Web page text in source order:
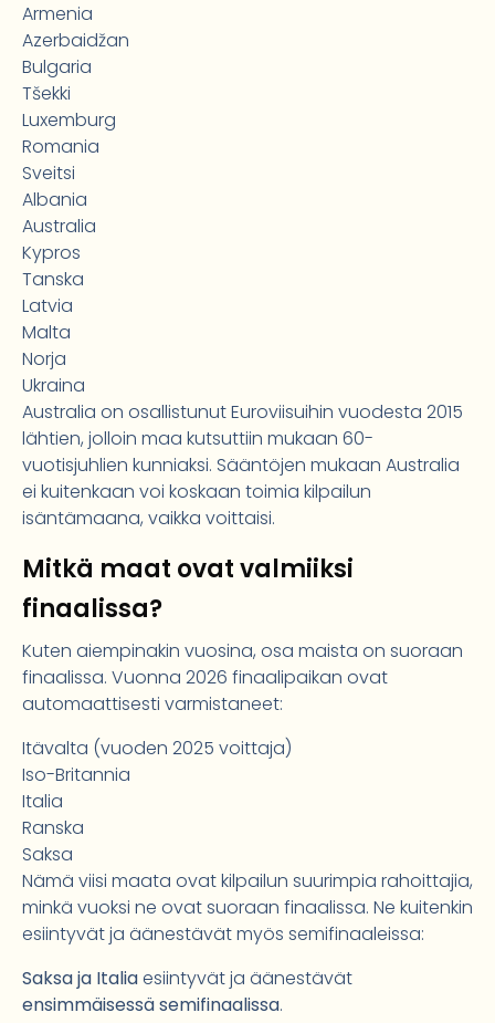
Armenia
Azerbaidžan
Bulgaria
Tšekki
Luxemburg
Romania
Sveitsi
Albania
Australia
Kypros
Tanska
Latvia
Malta
Norja
Ukraina
Australia on osallistunut Euroviisuihin vuodesta 2015
lähtien, jolloin maa kutsuttiin mukaan 60-
vuotisjuhlien kunniaksi. Sääntöjen mukaan Australia
ei kuitenkaan voi koskaan toimia kilpailun
isäntämaana, vaikka voittaisi.
Mitkä maat ovat valmiiksi
finaalissa?
Kuten aiempinakin vuosina, osa maista on suoraan
finaalissa. Vuonna 2026 finaalipaikan ovat
automaattisesti varmistaneet:
Itävalta (vuoden 2025 voittaja)
Iso-Britannia
Italia
Ranska
Saksa
Nämä viisi maata ovat kilpailun suurimpia rahoittajia,
minkä vuoksi ne ovat suoraan finaalissa. Ne kuitenkin
esiintyvät ja äänestävät myös semifinaaleissa:
Saksa ja Italiaesiintyvät ja äänestävät
ensimmäisessä semifinaalissa.